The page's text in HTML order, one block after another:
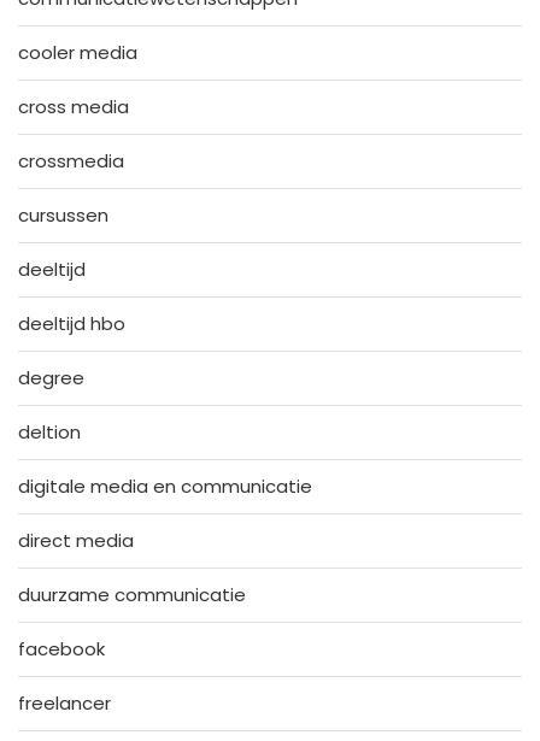
cooler media
cross media
crossmedia
cursussen
deeltijd
deeltijd hbo
degree
deltion
digitale media en communicatie
direct media
duurzame communicatie
facebook
freelancer